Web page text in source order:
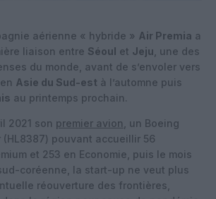
aérienne « hybride » Air Premia a
liaison entre Séoul et Jeju , une des
du monde, avant de s’envoler vers
Asie du Sud-est à l’automne puis
au printemps prochain.
2021 son premier avion
, un Boeing
pouvant accueillir 56
et 253 en Economie, puis le mois
coréenne, la start-up ne veut plus
réouverture des frontières,